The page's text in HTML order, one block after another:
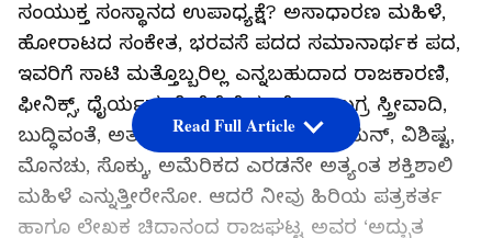
ಸಂಯುಕ್ತ ಸಂಸ್ಥಾನದ ಉಪಾಧ್ಯಕ್ಷೆ? ಅಸಾಧಾರಣ ಮಹಿಳೆ,
ಹೋರಾಟದ ಸಂಕೇತ, ಭರವಸೆ ಪದದ ಸಮಾನಾರ್ಥಕ ಪದ,
ಇವರಿಗೆ ಸಾಟಿ ಮತ್ತೊಬ್ಬರಿಲ್ಲ ಎನ್ನಬಹುದಾದ ರಾಜಕಾರಣಿ,
ಫೀನಿಕ್ಸ್, ಧೈರ್ಯವಂತೆ, ಕೆಚ್ಚೆದೆಯ ಹೆಣ್ಣು, ಉಗ್ರ ಸ್ತ್ರೀವಾದಿ,
ಬುದ್ಧಿವಂತೆ, ಅತ್ಯಾಕರ್ಷಕ, ಕರಿಯರ ಚಾಂಪಿಯನ್, ವಿಶಿಷ್ಟ,
ಮೊನಚು, ಸೊಕ್ಕು, ಅಮೆರಿಕದ ಎರಡನೇ ಅತ್ಯಂತ ಶಕ್ತಿಶಾಲಿ
ಮಹಿಳೆ ಎನ್ನುತ್ತೀರೇನೋ. ಆದರೆ ನೀವು ಹಿರಿಯ ಪತ್ರಕರ್ತ
ಹಾಗೂ ಲೇಖಕ ಚಿದಾನಂದ ರಾಜಘಟ್ಟ ಅವರ ‘ಅದ್ಭುತ
Read Full Article